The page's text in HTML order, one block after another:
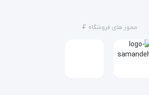
مجوز های فروشگاه